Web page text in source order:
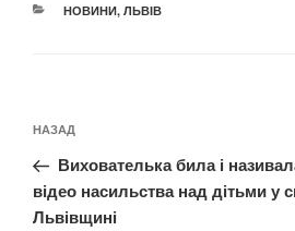
КАТЕГОРІЇ
НОВИНИ, ЛЬВІВ
записів
Попередній
запис:
НАЗАД
Вихователька била і
відео насильства над дітьми у
Львівщині